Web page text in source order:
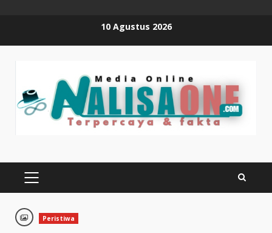
10 Agustus 2026
PRIMARY
Peristiwa